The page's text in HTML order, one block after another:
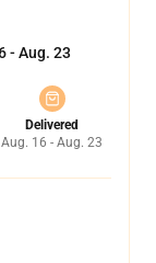
- Aug. 23
Delivered
Aug. 16 - Aug. 23